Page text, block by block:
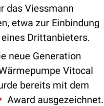
das Viessmann
etwa zur Einbindung
Drittanbieters.
neue Generation
Vitocal
bereits mit dem
Award ausgezeichnet.